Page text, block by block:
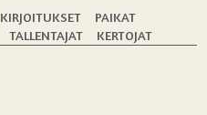
KIRJOITUKSET
PAIKAT
TALLENTAJAT KERTOJAT